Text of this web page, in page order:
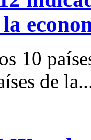
la
10
de